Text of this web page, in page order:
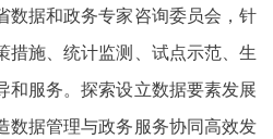
数据和政务专家咨询委员会，针
措施、统计监测、试点示范、生
和服务。探索设立数据要素发展
数据管理与政务服务协同高效发